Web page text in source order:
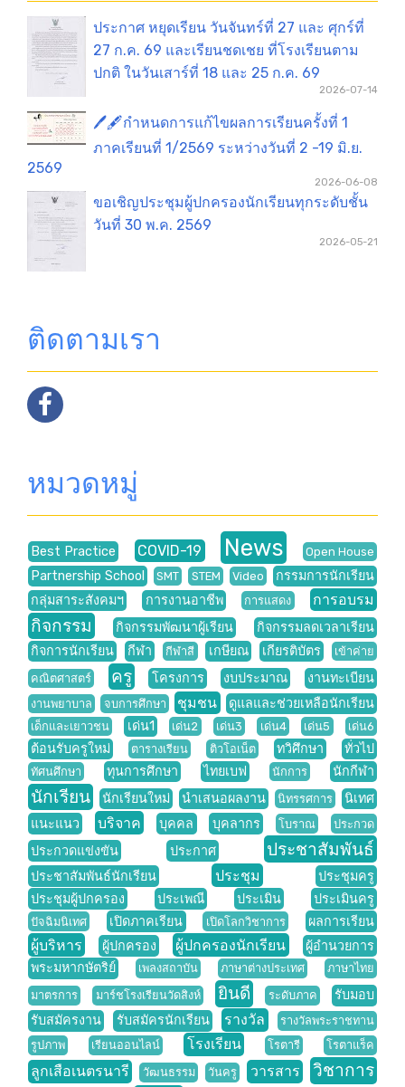
ประกาศ หยุดเรียน วันจันทร์ที่ 27 และ ศุกร์ที่
27 ก.ค. 69 และเรียนชดเชย ที่โรงเรียนตาม
ปกติ ในวันเสาร์ที่ 18 และ 25 ก.ค. 69
2026-07-14
🖊️🖋️กำหนดการแก้ไขผลการเรียนครั้งที่ 1
ภาคเรียนที่ 1/2569 ระหว่างวันที่ 2 -19 มิ.ย.
2569
2026-06-08
ขอเชิญประชุมผู้ปกครองนักเรียนทุกระดับชั้น
วันที่ 30 พ.ค. 2569
2026-05-21
ติดตามเรา
หมวดหมู่
Best Practice COVID-19 News Open House
Partnership School SMT STEM Video
กรรมการนักเรียน
กลุ่มสาระสังคมฯ
การงานอาชีพ การแสดง การอบรม
กิจกรรม กิจกรรมพัฒนาผู้เรียน
กิจกรรมลดเวลาเรียน
กิจการนักเรียน
กีฬา กีฬาสี เกษียณ เกียรติบัตร
เข้าค่าย
คณิตศาสตร์
ครู โครงการ งบประมาณ งานทะเบียน
งานพยาบาล จบการศึกษา ชุมชน ดูแลและช่วยเหลือนักเรียน
เด็กและเยาวชน เด่น1 เด่น2 เด่น3 เด่น4 เด่น5 เด่น6
ต้อนรับครูใหม่ ตารางเรียน ติวโอเน็ต ทวิศึกษา ทั่วไป
ทัศนศึกษา ทุนการศึกษา ไทยเบฟ นักการ นักกีฬา
นักเรียน นักเรียนใหม่ นำเสนอผลงาน นิทรรศการ
นิเทศ
แนะแนว
บริจาค บุคคล บุคลากร โบราณ ประกวด
ประกวดแข่งขัน ประกาศ ประชาสัมพันธ์
ประชาสัมพันธ์นักเรียน ประชุม
ประชุมครู
ประชุมผู้ปกครอง
ประเพณี ประเมิน ประเมินครู
ปัจฉิมนิเทศ เปิดภาคเรียน เปิดโลกวิชาการ ผลการเรียน
ผู้บริหาร ผู้ปกครอง ผู้ปกครองนักเรียน
ผู้อำนวยการ
พระมหากษัตริย์
เพลงสถาบัน ภาษาต่างประเทศ
ภาษาไทย
มาตรการ
มาร์ชโรงเรียนวัดสิงห์ ยินดี ระดับภาค
รับมอบ
รับสมัครงาน
รับสมัครนักเรียน รางวัล
รางวัลพระราชทาน
รูปภาพ
เรียนออนไลน์ โรงเรียน โรตารี โรตาแร็ค
ลูกเสือเนตรนารี วัฒนธรรม วันครู วารสาร วิชาการ